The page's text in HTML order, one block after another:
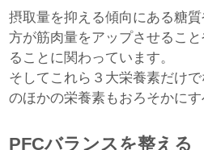
摂取量を抑える傾向にある糖
方が筋肉量をアップさせるこ
ることに関わっています。
そしてこれら３大栄養素だけ
のほかの栄養素もおろそかにす
PFCバランスを整える